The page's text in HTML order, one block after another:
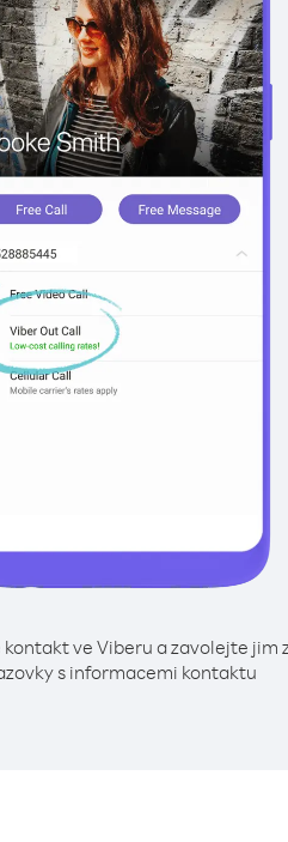
ve Viberu a zavolejte jim
s informacemi kontaktu